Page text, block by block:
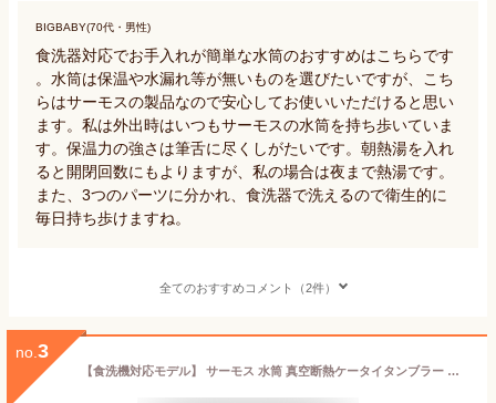
BIGBABY(70代・男性)
食洗器対応でお手入れが簡単な水筒のおすすめはこちらです
。水筒は保温や水漏れ等が無いものを選びたいですが、こち
らはサーモスの製品なので安心してお使いいただけると思い
ます。私は外出時はいつもサーモスの水筒を持ち歩いていま
す。保温力の強さは筆舌に尽くしがたいです。朝熱湯を入れ
ると開閉回数にもよりますが、私の場合は夜まで熱湯です。
また、3つのパーツに分かれ、食洗器で洗えるので衛生的に
毎日持ち歩けますね。
全てのおすすめコメント（2件）
no. 3
【食洗機対応モデル】 サーモス 水筒 真空断熱ケータイタンブラー キャリーハンドル付き 420ml メタリックグレー JOV-420 MGY